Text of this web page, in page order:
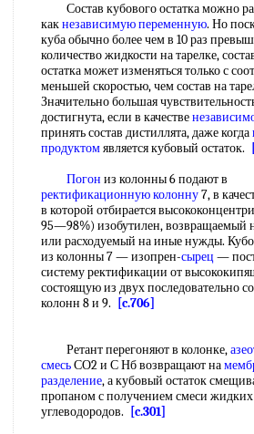
Состав кубового остатка можно
какнезависимую переменную. Но
куба обычно более чем в 10 раз
количество жидкости на тарелке,
остатка может изменяться только с
меньшей скоростью, чем состав на
Значительно большая
достигнута, если в качестве
принять состав дистиллята, даже когда
продуктомявляется кубовый остаток.
Погон из колонны 6 подают в
ректификационную колонну7, в
в которой отбирается
95—98%) изобутилен, возвращаемый
или расходуемый на иные нужды.
из колонны 7 — изопрен-сырец —
систему ректификации от
состоящую из двух последовательно
колонн 8 и 9.
[c.706]
Ретант перегоняют в колонке,
смесьСО2 и С Нб возвращают на
разделение, а кубовый остаток
пропаном с получением смеси жидких
углеводородов.
[c.301]